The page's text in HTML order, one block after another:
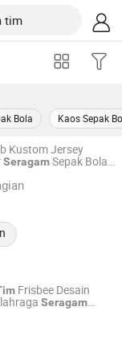
Bola Kaos Sepak
Kustom Jersey
SeragamSepak Bola
2022
Frisbee Desain
Seragam
2019